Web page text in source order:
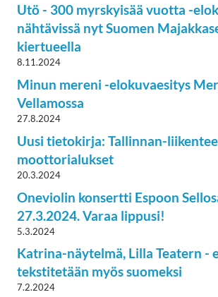
Utö - 300 myrskyisää vuotta -
nähtävissä nyt Suomen
kiertueella
8.11.2024
Minun mereni -elokuvaesitys
Vellamossa
27.8.2024
Uusi tietokirja: Tallinnan-
moottorialukset
20.3.2024
Oneviolin konsertti Espoon
27.3.2024. Varaa lippusi!
5.3.2024
Katrina-näytelmä, Lilla Teatern -
tekstitetään myös suomeksi
7.2.2024